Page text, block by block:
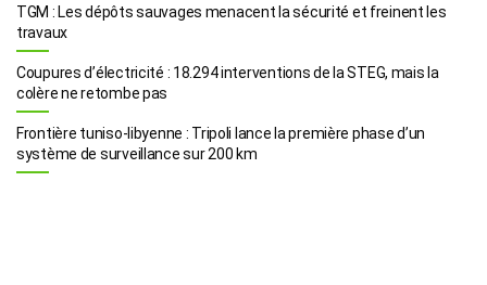
TGM : Les dépôts sauvages menacent la sécurité et freinent les
travaux
Coupures d’électricité : 18.294 interventions de la STEG, mais la
colère ne retombe pas
Frontière tuniso-libyenne : Tripoli lance la première phase d’un
système de surveillance sur 200 km